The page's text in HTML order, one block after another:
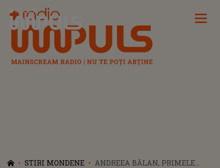
Radio Impuls
STIRI MONDENE
ANDREEA BĂLAN, PRIMELE